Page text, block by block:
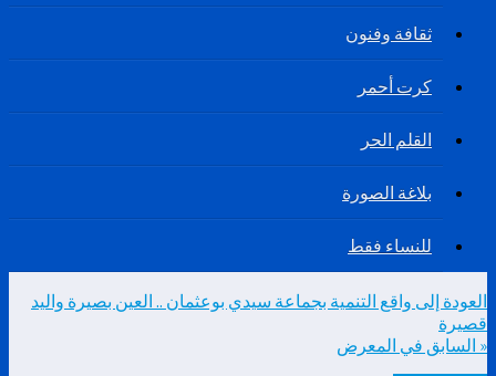
ثقافة وفنون
كرت أحمر
القلم الحر
بلاغة الصورة
للنساء فقط
العودة إلى واقع التنمية بجماعة سيدي بوعثمان .. العين بصيرة واليد
قصيرة
« السابق في المعرض